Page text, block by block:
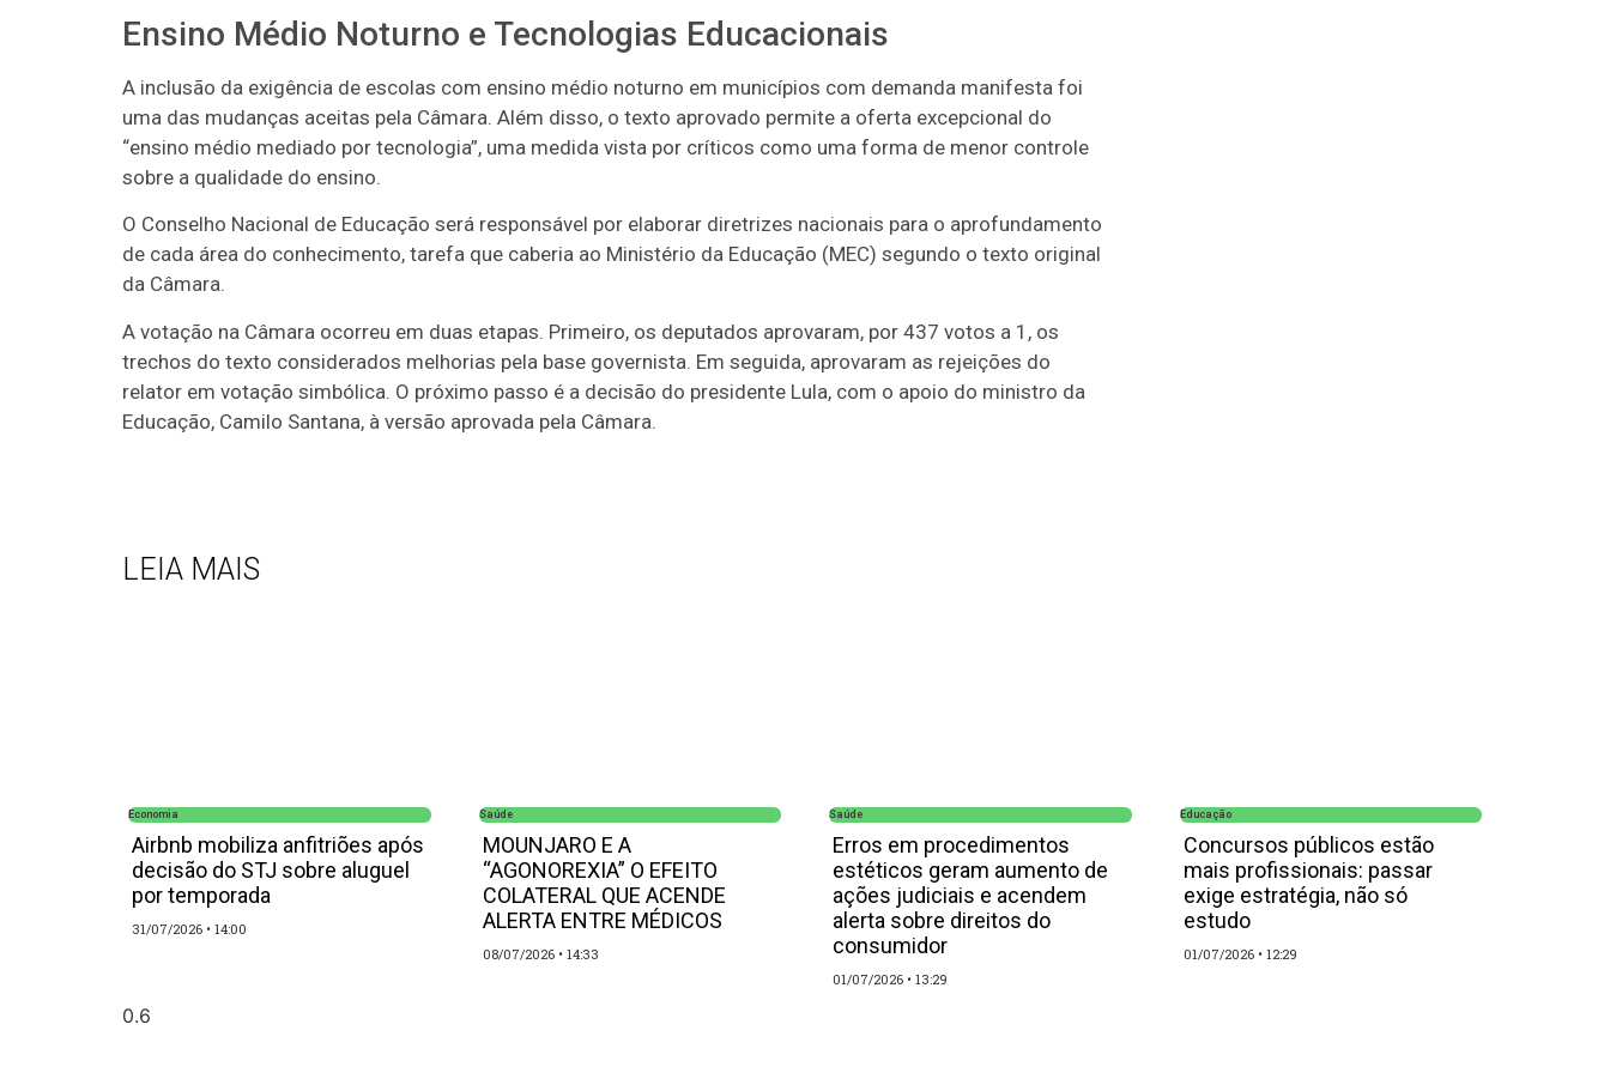
Ensino Médio Noturno e Tecnologias Educacionais
A inclusão da exigência de escolas com ensino médio noturno em municípios com demanda manifesta foi
uma das mudanças aceitas pela Câmara. Além disso, o texto aprovado permite a oferta excepcional do
“ensino médio mediado por tecnologia”, uma medida vista por críticos como uma forma de menor controle
sobre a qualidade do ensino.
O Conselho Nacional de Educação será responsável por elaborar diretrizes nacionais para o aprofundamento
de cada área do conhecimento, tarefa que caberia ao Ministério da Educação (MEC) segundo o texto original
da Câmara.
A votação na Câmara ocorreu em duas etapas. Primeiro, os deputados aprovaram, por 437 votos a 1, os
trechos do texto considerados melhorias pela base governista. Em seguida, aprovaram as rejeições do
relator em votação simbólica. O próximo passo é a decisão do presidente Lula, com o apoio do ministro da
Educação, Camilo Santana, à versão aprovada pela Câmara.
LEIA MAIS
Economia
Airbnb mobiliza anfitriões após
decisão do STJ sobre aluguel
por temporada
31/07/2026 14:00
Saúde
MOUNJARO E A
“AGONOREXIA” O EFEITO
COLATERAL QUE ACENDE
ALERTA ENTRE MÉDICOS
08/07/2026 14:33
Saúde
Erros em procedimentos
estéticos geram aumento de
ações judiciais e acendem
alerta sobre direitos do
consumidor
01/07/2026 13:29
Educação
Concursos públicos estão
mais profissionais: passar
exige estratégia, não só
estudo
01/07/2026 12:29